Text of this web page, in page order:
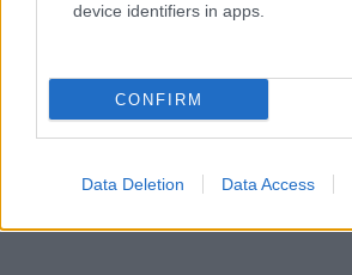
device identifiers in apps.
CONFIRM
Data Deletion Data Access